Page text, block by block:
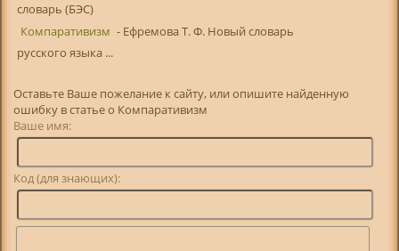
словарь (БЭС)
Компаративизм - Ефремова Т. Ф. Новый словарь
русского языка ...
Оставьте Ваше пожелание к сайту, или опишите найденную
ошибку в статье о Компаративизм
Ваше имя:
Код (для знающих):